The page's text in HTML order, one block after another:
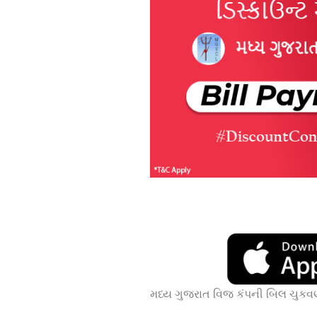
મધ્ય ગુજરાત વિજ કંપની બિલ